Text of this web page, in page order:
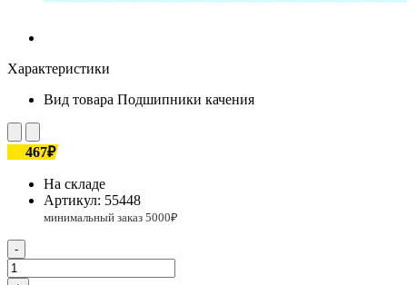
Характеристики
Вид товара Подшипники качения
467₽
На складе
Артикул: 55448
-